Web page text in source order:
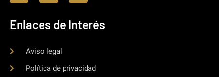
Enlaces de Interés
Aviso legal
Política de privacidad